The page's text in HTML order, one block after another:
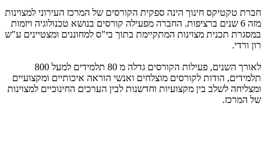
חברת טקטיקס חינוך הינה ספקית הקורסים של המרכז העירוני למצוינות
מזה 6 שנים ברציפות. החברה מפעילה קורסים בנושא טכנולוגיה ויזמות
במסגרת תכנית מצוינות המתקיימת בתוך בי"ס למחוננים ומצטיינים ע"ש
רון ורדי.
לאורך השנים, פעילות הקורסים גדלה מ 80 תלמידים למעל 800
תלמידים, הודות לקורסים מוצלחים ואנשי הוראה איכותיים ומקצועיים
ומצליחה לשלב בין מקצועיות וחדשנות לבין הערכים החינוכיים למצוינות
של המרכז.